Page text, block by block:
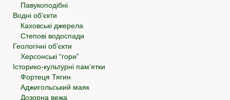
Павукоподібні
Водні об’єкти
Каховські джерела
Степові водоспади
Геологічні об’єкти
Херсонські “гори”
Історико-культурні пам’ятки
Фортеця Тягин
Аджигольський маяк
Дозорна вежа